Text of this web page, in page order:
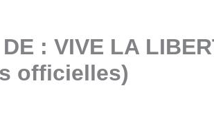
: VIVE LA
officielles)